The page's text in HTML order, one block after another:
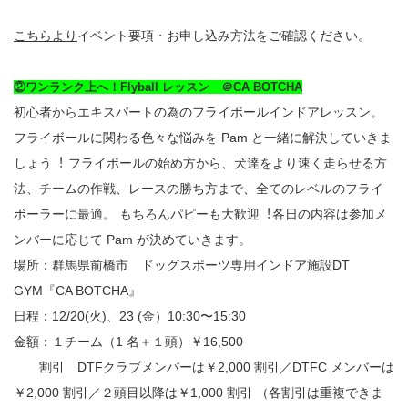
こちらより イベント要項・お申し込み方法をご確認ください。
②ワンランク上へ！Flyball レッスン ＠CA BOTCHA
初⼼者からエキスパートの為のフライボールインドアレッスン。
フライボールに関わる色々な悩みを Pam と⼀緒に解決していきま
しょう︕ フライボールの始め方から、犬達をより速く走らせる方
法、チームの作戦、レースの勝ち方まで、全てのレベルのフライ
ボーラーに最適。 もちろんパピーも大歓迎︕各日の内容は参加メ
ンバーに応じて Pam が決めていきます。
場所：群馬県前橋市 ドッグスポーツ専用インドア施設DT
GYM『CA BOTCHA』
日程：12/20(火)、23 (⾦）10:30〜15:30
⾦額：１チーム（1 名＋１頭）￥16,500
割引 DTFクラブメンバーは￥2,000 割引／DTFC メンバーは
￥2,000 割引／２頭目以降は￥1,000 割引 （各割引は重複できま